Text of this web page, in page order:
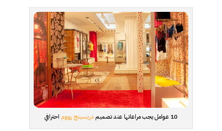
10 عوامل يجب مراعاتها عند تصميم دريسينج رووم احترافي